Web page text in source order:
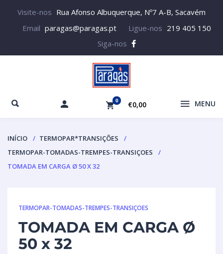
Visite-nos Rua Afonso Albuquerque, Nº7 A-B, Sacavém
Email paragas@paragas.pt Ligue-nos 219 405 150
Siga-nos
0 €0,00 MENU
INÍCIO
TERMOPAR*TRANSIÇÕES
TERMOPAR-TOMADAS-TREMPES-TRANSIÇOES
TOMADA EM CARGA Ø 50 X 32
TERMOPAR-TOMADAS-TREMPES-TRANSIÇOES
TOMADA EM CARGA Ø
50 x 32